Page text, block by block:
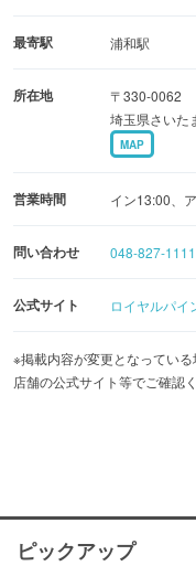
最寄駅 浦和駅
所在地
〒330-0062
埼玉県さいた
MAP
営業時間 イン13:00、
問い合わせ 048-827-1111
公式サイト ロイヤルパイ
※掲載内容が変更となってい
店舗の公式サイト等でご確認く
ピックアップ